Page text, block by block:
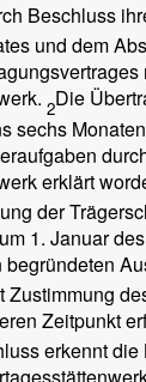
Beschluss
und dem
2Die
sechs
erklärt
der
1. Januar
begründeten
Zustimmung
Zeitpunkt
erkennt